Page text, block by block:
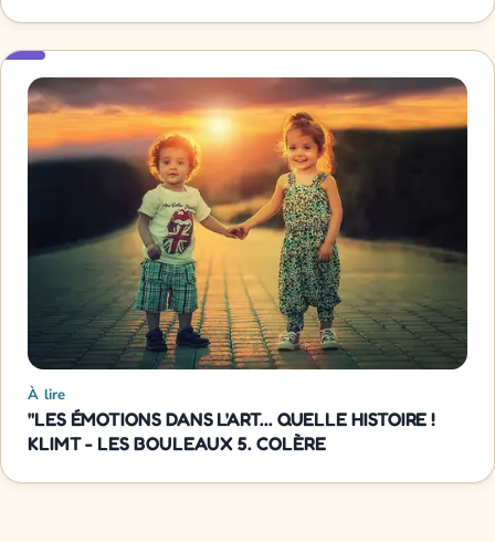
À lire
"LES ÉMOTIONS DANS L'ART... QUELLE HISTOIRE !
KLIMT - LES BOULEAUX 5. COLÈRE